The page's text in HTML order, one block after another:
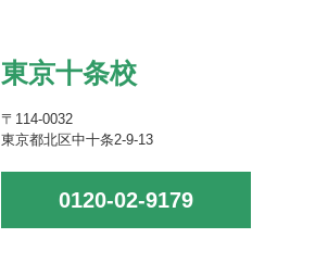
東京十条校
〒114-0032
東京都北区中十条2-9-13
0120-02-9179